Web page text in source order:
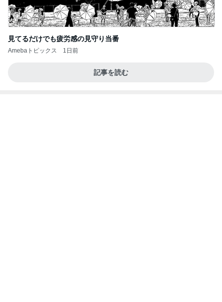
見てるだけでも疲労感の見守り当番
Amebaトピックス 1日前
記事を読む